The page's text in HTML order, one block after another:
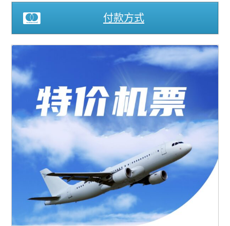
澳洲出发含机票(中國)
0 items $0.00
付款方式